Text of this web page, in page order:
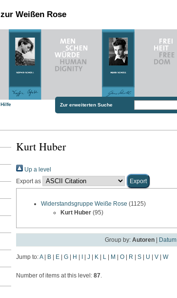
Weißen Rose
Hilfe Zur erweiterten Suche
Kurt Huber
Up a level
Export as
Widerstandsgruppe Weiße Rose (1125)
Kurt Huber(95)
Group by: Autoren Datum
Jump to:A| B| E| G| H J| K| L| M O| R S| U V| W
Number of items at this level: 87.